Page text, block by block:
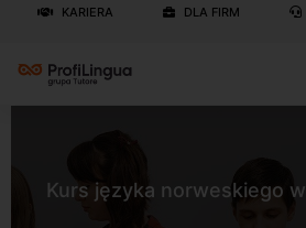
KARIERA DLA FIRM
Kurs języka norweskiego